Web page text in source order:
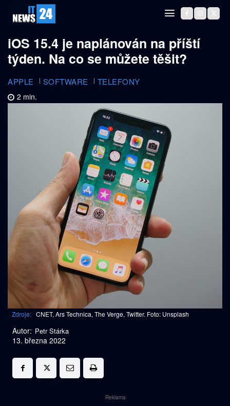
iOS 15.4 je naplánován na příští
týden. Na co se můžete těšit?
APPLE SOFTWARE TELEFONY
2 min.
Zdroje: CNET, Ars Technica, The Verge, Twitter. Foto: Unsplash
Autor: Petr Stárka
13. března 2022
Reklama